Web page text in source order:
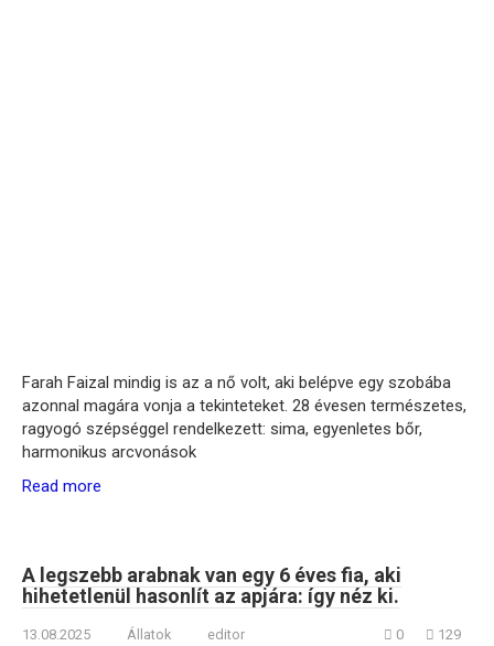
Farah Faizal mindig is az a nő volt, aki belépve egy szobába
azonnal magára vonja a tekinteteket. 28 évesen természetes,
ragyogó szépséggel rendelkezett: sima, egyenletes bőr,
harmonikus arcvonások
Read more
A legszebb arabnak van egy 6 éves fia, aki
hihetetlenül hasonlít az apjára: így néz ki.
13.08.2025 Állatok editor 0 129